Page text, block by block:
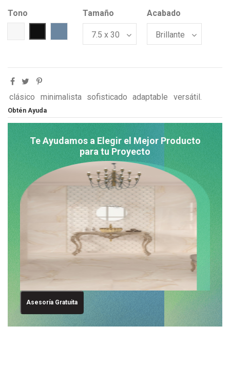
Tono
Tamaño Acabado
clásico minimalista sofisticado adaptable versátil.
Obtén Ayuda
Te Ayudamos a Elegir el Mejor Producto
para tu Proyecto
Asesoría Gratuita